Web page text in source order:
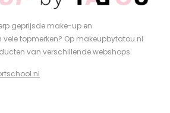
geprijsde make-up en
topmerken? Op makeupbytatou.nl
van verschillende webshops.